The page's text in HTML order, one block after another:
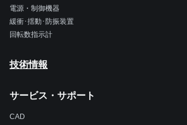
電源・制御機器
緩衝･揺動･防振装置
回転数指示計
技術情報
サービス・サポート
CAD